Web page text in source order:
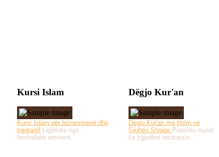
Kursi Islam
Kursi Islam për biznesmenë dhe
tregtarë! Ligjërata nga
hoxhallarë eminent.
Dëgjo Kur'an
Dëgjo Kur'an me titrim në
Gjuhën Shqipe. Poashtu mund
t'a zgjedhni recituesin.